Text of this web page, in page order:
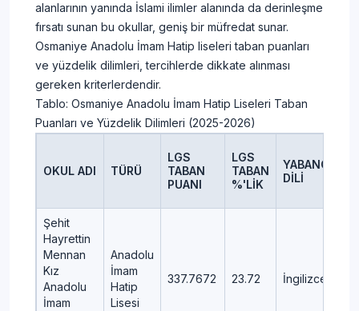
alanlarının yanında İslami ilimler alanında da derinleşme
fırsatı sunan bu okullar, geniş bir müfredat sunar.
Osmaniye Anadolu İmam Hatip liseleri taban puanları
ve yüzdelik dilimleri, tercihlerde dikkate alınması
gereken kriterlerdendir.
Tablo: Osmaniye Anadolu İmam Hatip Liseleri Taban
Puanları ve Yüzdelik Dilimleri (2025-2026)
OKUL ADI TÜRÜ
LGS
TABAN
PUANI
LGS
TABAN
%'LİK
YABANCI
DİLİ
Şehit
Hayrettin
Mennan
Kız
Anadolu
İmam
Anadolu
İmam
Hatip
Lisesi
337.7672 23.72 İngilizce